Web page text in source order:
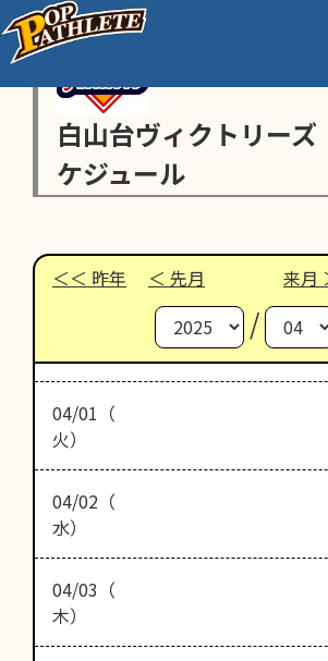
白山台ヴィクトリー
ケジュール
昨年 先月 来月
/
04/01（
火）
04/02（
水）
04/03（
木）